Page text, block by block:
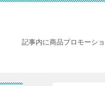
記事内に商品プロモーシ